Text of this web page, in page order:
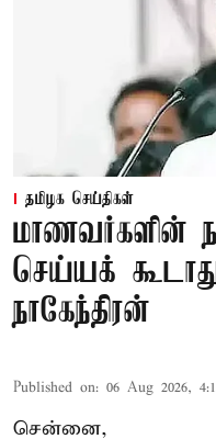
தமிழக செய்திகள்
மாணவர்களின்
செய்யக்
நாகேந்திரன்
Published on: 06 Aug 2026,
சென்னை,